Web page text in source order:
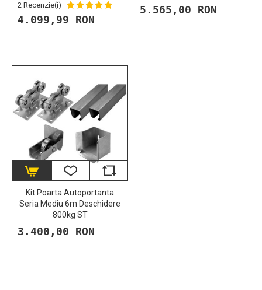
2 Recenzie(i)
4.099,99 RON
5.565,00 RON
Kit Poarta Autoportanta
Seria Mediu 6m Deschidere
800kg ST
3.400,00 RON